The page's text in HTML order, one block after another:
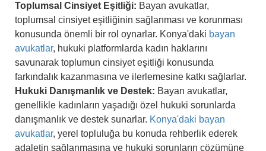
Toplumsal Cinsiyet Eşitliği: Bayan avukatlar,
toplumsal cinsiyet eşitliğinin sağlanması ve korunması
konusunda önemli bir rol oynarlar. Konya'daki bayan
avukatlar, hukuki platformlarda kadın haklarını
savunarak toplumun cinsiyet eşitliği konusunda
farkındalık kazanmasına ve ilerlemesine katkı sağlarlar.
Hukuki Danışmanlık ve Destek: Bayan avukatlar,
genellikle kadınların yaşadığı özel hukuki sorunlarda
danışmanlık ve destek sunarlar. Konya'daki bayan
avukatlar, yerel topluluğa bu konuda rehberlik ederek
adaletin sağlanmasına ve hukuki sorunların çözümüne